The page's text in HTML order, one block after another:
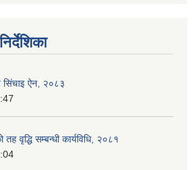
सिंचाइ ऐन, २०८३
तह वृद्धि सम्बन्धी कार्यविधि, २०८१